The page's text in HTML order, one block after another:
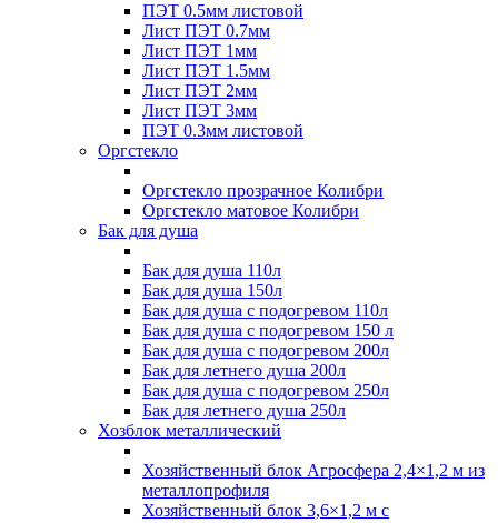
ПЭТ 0.5мм листовой
Лист ПЭТ 0.7мм
Лист ПЭТ 1мм
Лист ПЭТ 1.5мм
Лист ПЭТ 2мм
Лист ПЭТ 3мм
ПЭТ 0.3мм листовой
Оргстекло
Оргстекло прозрачное Колибри
Оргстекло матовое Колибри
Бак для душа
Бак для душа 110л
Бак для душа 150л
Бак для душа с подогревом 110л
Бак для душа с подогревом 150 л
Бак для душа с подогревом 200л
Бак для летнего душа 200л
Бак для душа с подогревом 250л
Бак для летнего душа 250л
Хозблок металлический
Хозяйственный блок Агросфера 2,4×1,2 м из
металлопрофиля
Хозяйственный блок 3,6×1,2 м с